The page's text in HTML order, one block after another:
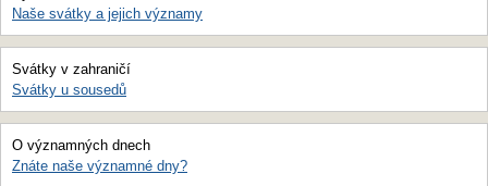
Naše svátky a jejich významy
Svátky v zahraničí
Svátky u sousedů
O významných dnech
Znáte naše významné dny?